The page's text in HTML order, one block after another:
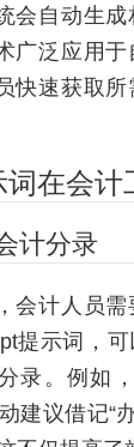
会自动生
广泛应用
快速获取
在会计
计分录
会计人员需
提示词，
录。例如
建议借记“